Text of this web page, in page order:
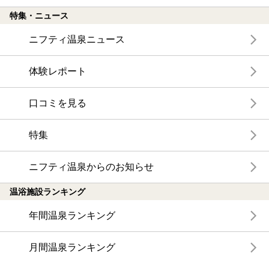
特集・ニュース
ニフティ温泉ニュース
体験レポート
口コミを見る
特集
ニフティ温泉からのお知らせ
温浴施設ランキング
年間温泉ランキング
月間温泉ランキング